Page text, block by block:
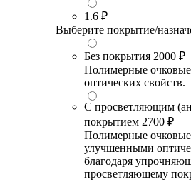
1.6 ₽
Выберите покрытие/
Без покрытия 2000 ₽
Полимерные
оптических свойств.
С просветляющим
покрытием 2700 ₽
Полимерные
улучшенными
благодаря
просветляющему